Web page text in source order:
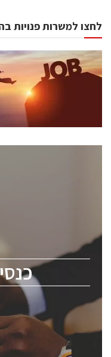
לחצו למשרות פנויות
לכל העוסקים
12-13, 2026. The
involved in the
engineers,
executives.